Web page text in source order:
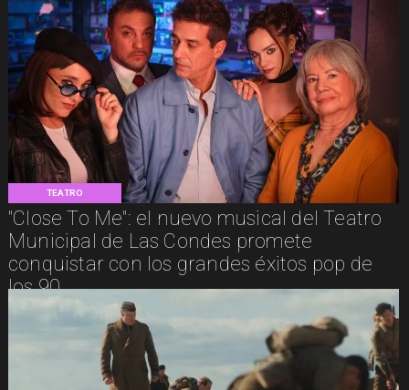
TEATRO
"Close To Me": el nuevo musical del Teatro
Municipal de Las Condes promete
conquistar con los grandes éxitos pop de
los 90